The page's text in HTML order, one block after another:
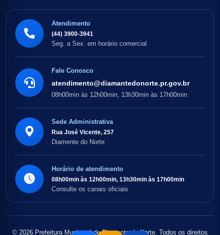
Atendimento
(44) 3900-3941
Seg. a Sex. em horário comercial
Fale Conosco
atendimento@diamantedonorte.pr.gov.br
08h00min às 12h00min, 13h30min às 17h00min
Sede Administrativa
Rua José Vicente, 257
Diamente do Norte
Horário de atendimento
08h00min às 12h00min, 13h30min às 17h00min
Consulte os canais oficiais
© 2026 Prefeitura Municipal de Diamante do Norte. Todos os direitos